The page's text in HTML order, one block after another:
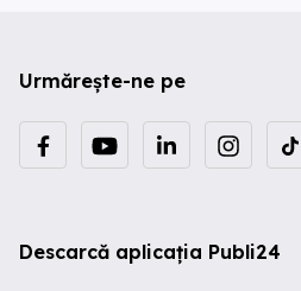
Urmărește-ne pe
Descarcă aplicația Publi24